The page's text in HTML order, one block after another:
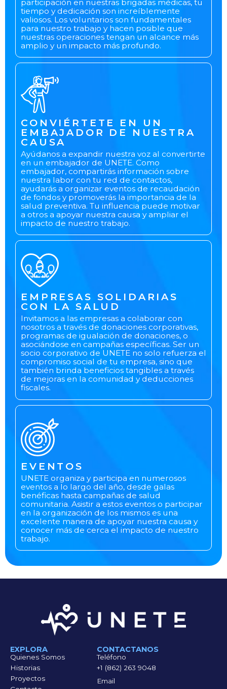
participación en nuestras brigadas médicas, tu
tiempo y dedicación son increíblemente
valiosos. Los voluntarios son fundamentales
para nuestro trabajo y hacen posible que
nuestras operaciones tengan un alcance más
amplio y un impacto más profundo.
CONVIÉRTETE EN UN
EMBAJADOR DE NUESTRA
CAUSA
Ayúdanos a expandir nuestra voz al convertirte
en un embajador de UNETE. Como
embajador, compartirás información sobre
nuestra labor con tu red de contactos,
ayudarás a organizar eventos de recaudación
de fondos y promoverás la importancia de la
salud preventiva. Tu influencia puede motivar
a otros a apoyar nuestra causa y ampliar el
impacto de nuestro trabajo.
EMPRESAS SOLIDARIAS
CON LA SALUD
Invitamos a las empresas a colaborar con
nosotros a través de donaciones corporativas,
programas de igualación de donaciones, o
asociándose en campañas específicas. Ser un
socio corporativo de UNETE no solo refuerza el
compromiso social de tu empresa, sino que
también brinda beneficios tangibles a través
de mejoras en la comunidad y deducciones
fiscales.
EVENTOS
UNETE organiza y participa en numerosos
eventos a lo largo del año, desde galas
benéficas hasta campañas de salud
comunitaria. Asistir a estos eventos o participar
en la organización de los mismos es una
excelente manera de apoyar nuestra causa y
conocer más de cerca el impacto de nuestro
trabajo.
EXPLORA
Quienes Somos
Historias
Proyectos
CONTACTANOS
Teléfono
+1 (862) 263 9048
Email